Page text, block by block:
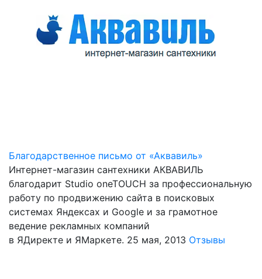
Благодарственное письмо от «Аквавиль»
Интернет-магазин сантехники АКВАВИЛЬ
благодарит Studio oneTOUCH за профессиональную
работу по продвижению сайта в поисковых
системах Яндексах и Google и за грамотное
ведение рекламных компаний
в ЯДиректе и ЯМаркете. 25 мая, 2013 Отзывы